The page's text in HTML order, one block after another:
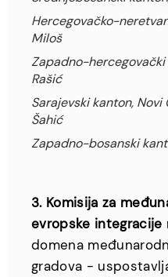
Hercegovačko-
Miloš
Zapadno-hercegovački
Rašić
Sarajevski kanton, Novi
Šahić
Zapadno-bosanski
3. Komisija za
evropske integracije
domena
gradova -